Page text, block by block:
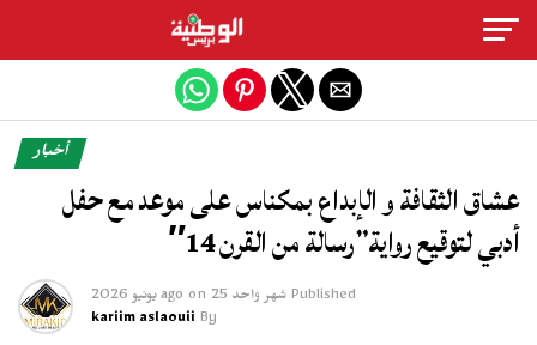
أخبار
عشاق الثقافة و الإبداع بمكناس على موعد مع حفل
أدبي لتوقيع رواية”رسالة من القرن 14″
Published شهر واحد ago on 25 يونيو 2026
By
kariim aslaouii
Exit mobile version